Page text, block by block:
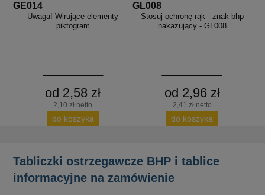
GE014
Uwaga! Wirujące elementy
piktogram
od 2,58 zł
2,10 zł netto
do koszyka
GL008
Stosuj ochronę rąk - znak bhp
nakazujący - GL008
od 2,96 zł
2,41 zł netto
do koszyka
Tabliczki ostrzegawcze BHP i tablice
informacyjne na zamówienie